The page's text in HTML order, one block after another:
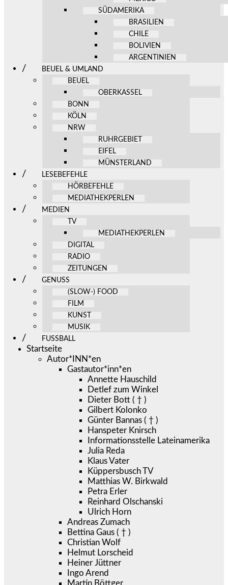
SÜDAMERIKA
BRASILIEN
CHILE
BOLIVIEN
ARGENTINIEN
BEUEL & UMLAND
BEUEL
OBERKASSEL
BONN
KÖLN
NRW
RUHRGEBIET
EIFEL
MÜNSTERLAND
LESEBEFEHLE
HÖRBEFEHLE
MEDIATHEKPERLEN
MEDIEN
TV
MEDIATHEKPERLEN
DIGITAL
RADIO
ZEITUNGEN
GENUSS
(SLOW-) FOOD
FILM
KUNST
MUSIK
FUSSBALL
Startseite
Autor*INN*en
Gastautor*inn*en
Annette Hauschild
Detlef zum Winkel
Dieter Bott ( † )
Gilbert Kolonko
Günter Bannas ( † )
Hanspeter Knirsch
Informationsstelle Lateinamerika
Julia Reda
Klaus Vater
Küppersbusch TV
Matthias W. Birkwald
Petra Erler
Reinhard Olschanski
Ulrich Horn
Andreas Zumach
Bettina Gaus ( † )
Christian Wolf
Helmut Lorscheid
Heiner Jüttner
Ingo Arend
Martin Böttger